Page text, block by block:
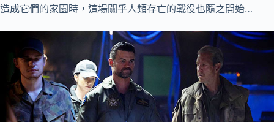
造成它們的家園時，這場關乎人類存亡的戰役也隨之開始…